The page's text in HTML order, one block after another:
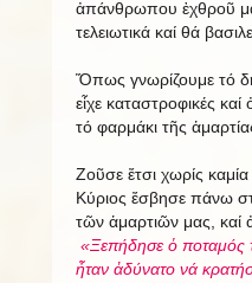
ἀπάνθρωπου ἐχθροῦ
τελειωτικά καί θά
Ὅπως γνωρίζουμε τό
εἶχε καταστροφικές
τό φαρμάκι τῆς
Ζοῦσε ἔτσι χωρίς
Κύριος ἔσβησε πάνω
τῶν ἁμαρτιῶν μας, καί
«Ξεπήδησε ὁ ποταμός
ἦταν ἀδύνατο νά